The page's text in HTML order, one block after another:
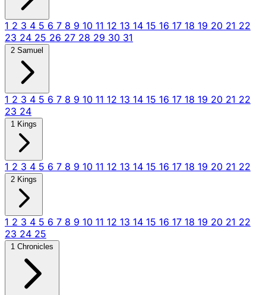
1 2 3 4 5 6 7 8 9 10 11 12 13 14 15 16 17 18 19 20 21 22
23 24 25 26 27 28 29 30 31
2 Samuel
1 2 3 4 5 6 7 8 9 10 11 12 13 14 15 16 17 18 19 20 21 22
23 24
1 Kings
1 2 3 4 5 6 7 8 9 10 11 12 13 14 15 16 17 18 19 20 21 22
2 Kings
1 2 3 4 5 6 7 8 9 10 11 12 13 14 15 16 17 18 19 20 21 22
23 24 25
1 Chronicles